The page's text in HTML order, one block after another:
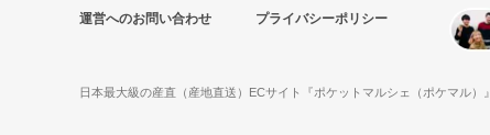
運営へのお問い合わせ プライバシーポリシー
日本最大級の産直（産地直送）ECサイト『ポケットマルシェ（ポケマル）』